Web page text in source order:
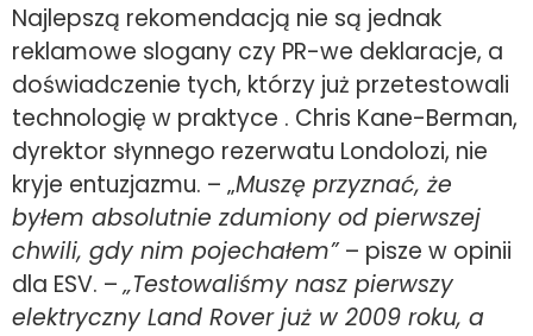
Najlepszą rekomendacją nie są jednak
reklamowe slogany czy PR-we deklaracje, a
doświadczenie tych, którzy już przetestowali
technologię w praktyce . Chris Kane-Berman,
dyrektor słynnego rezerwatu Londolozi, nie
kryje entuzjazmu. – „Muszę przyznać, że
byłem absolutnie zdumiony od pierwszej
chwili, gdy nim pojechałem”– pisze w opinii
dla ESV. –„Testowaliśmy nasz pierwszy
elektryczny Land Rover już w 2009 roku, a